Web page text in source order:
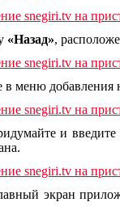
«Назад»,
меню добавления
и введите
экран